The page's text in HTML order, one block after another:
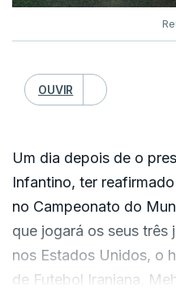
OUVIR
Um dia depois de o
Infantino, ter
no Campeonato do
que jogará os seus
nos Estados Unidos, o
de Futebol Iraniana,